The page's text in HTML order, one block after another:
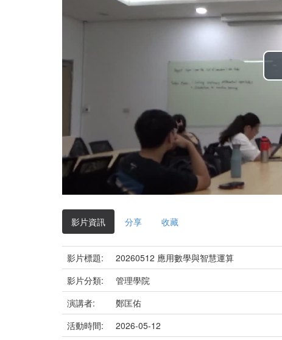
影片資訊 分享 收藏
影片標題:
20260512 應用數學與智慧運算
影片分類:
管理學院
演講者:
鄭匡佑
活動時間:
2026-05-12